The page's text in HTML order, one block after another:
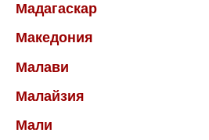
Мадагаскар
Македония
Малави
Малайзия
Мали